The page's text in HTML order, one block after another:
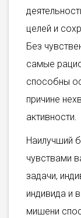
целей и
Без
самые
способны
причине
активности.
Наилучший
чувствами
задачи,
индивида и
мишени